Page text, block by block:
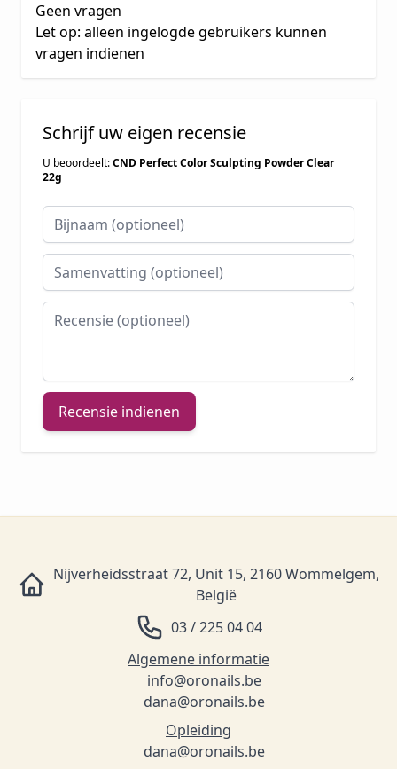
Geen vragen
Let op: alleen ingelogde gebruikers kunnen
vragen indienen
Schrijf uw eigen recensie
U beoordeelt:CND Perfect Color Sculpting Powder Clear
22g
Bijnaam
Samenvatting
Recensie
Recensie indienen
Nijverheidsstraat 72, Unit 15, 2160 Wommelgem,
België
03 / 225 04 04
Algemene informatie
info@oronails.be
dana@oronails.be
Opleiding
dana@oronails.be